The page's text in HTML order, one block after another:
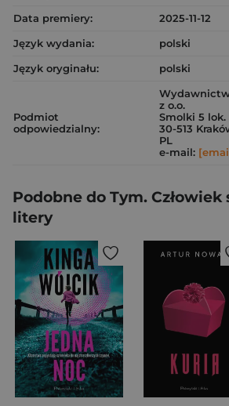
Data premiery:
2025-11-12
Język wydania:
polski
Język oryginału:
polski
Podmiot
odpowiedzialny:
z o.o.
Smolki 5 lok.
30-513
PL
e-mail:
Podobne do Tym. Człowiek
litery